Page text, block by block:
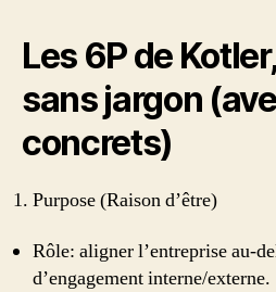
Les 6P de
sans jargon
concrets)
Purpose (Raison d’être)
Rôle: aligner l’entreprise au-
d’engagement interne/externe.